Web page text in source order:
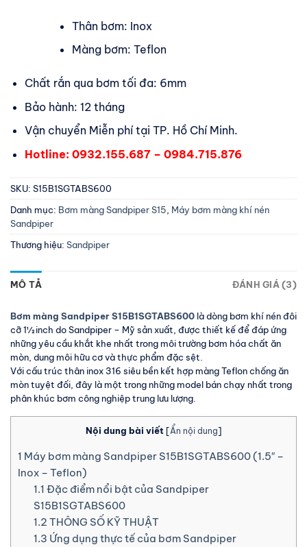
Thân bơm: Inox
Màng bơm: Teflon
Chất rắn qua bơm tối đa: 6mm
Bảo hành: 12 tháng
Vận chuyển Miễn phí tại TP. Hồ Chí Minh.
Hotline: 0932.155.687 – 0984.715.876
SKU: S15B1SGTABS600
Danh mục: Bơm màng Sandpiper S15 Máy bơm màng khí nén
Sandpiper
Thương hiệu: Sandpiper
MÔ TẢ ĐÁNH GIÁ (3)
Bơm màng Sandpiper S15B1SGTABS600 là dòng bơm khí nén đôi
cỡ 1½ inch do Sandpiper – Mỹ sản xuất, được thiết kế để đáp ứng
những yêu cầu khắt khe nhất trong môi trường bơm hóa chất ăn
mòn, dung môi hữu cơ và thực phẩm đặc sệt.
Với cấu trúc thân inox 316 siêu bền kết hợp màng Teflon chống ăn
mòn tuyệt đối, đây là một trong những model bán chạy nhất trong
phân khúc bơm công nghiệp trung lưu lượng.
Nội dung bài viết [Ẩn nội dung]
1 Máy bơm màng Sandpiper S15B1SGTABS600 (1.5″ –
Inox – Teflon)
1.1 Đặc điểm nổi bật của Sandpiper
S15B1SGTABS600
1.2 THÔNG SỐ KỸ THUẬT
1.3 Ứng dụng thực tế của bơm Sandpiper